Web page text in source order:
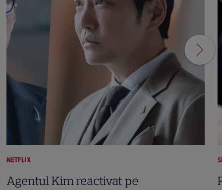
NETFLIX
Agentul Kim reactivat pe